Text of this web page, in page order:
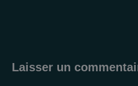
Laisser un